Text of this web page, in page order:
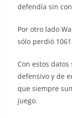
defendía sin
Por otro lado
sólo perdió
Con estos
defensivo y de
que siempre
juego.